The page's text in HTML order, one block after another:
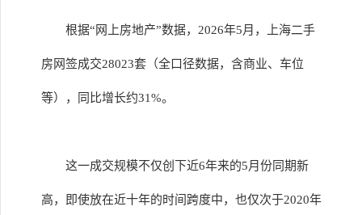
根据“网上房地产”数据，2026年5月，上海二手
房网签成交28023套（全口径数据，含商业、车位
等），同比增长约31%。
这一成交规模不仅创下近6年来的5月份同期新
高，即使放在近十年的时间跨度中，也仅次于2020年